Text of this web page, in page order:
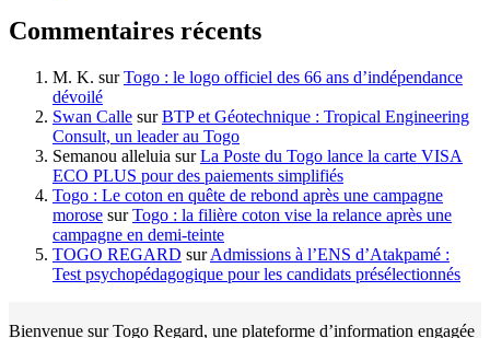
Commentaires récents
M. K. surTogo : le logo officiel des 66 ans d’indépendance
dévoilé
Swan Calle surBTP et Géotechnique : Tropical Engineering
Consult, un leader au Togo
Semanou alleluia surLa Poste du Togo lance la carte VISA
ECO PLUS pour des paiements simplifiés
Togo : Le coton en quête de rebond après une campagne
morose surTogo : la filière coton vise la relance après une
campagne en demi-teinte
TOGO REGARD surAdmissions à l’ENS d’Atakpamé :
Test psychopédagogique pour les candidats présélectionnés
Bienvenue sur Togo Regard, une plateforme d’information engagée